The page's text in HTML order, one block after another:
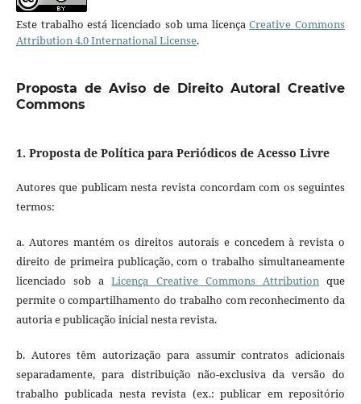
Este trabalho está licenciado sob uma licençaCreative Commons
Attribution 4.0 International License.
Proposta de Aviso de Direito Autoral Creative
Commons
1. Proposta de Política para Periódicos de Acesso Livre
Autores que publicam nesta revista concordam com os seguintes
termos:
a. Autores mantém os direitos autorais e concedem à revista o
direito de primeira publicação, com o trabalho simultaneamente
licenciado sob aLicença Creative Commons Attribution que
permite o compartilhamento do trabalho com reconhecimento da
autoria e publicação inicial nesta revista.
b. Autores têm autorização para assumir contratos adicionais
separadamente, para distribuição não-exclusiva da versão do
trabalho publicada nesta revista (ex.: publicar em repositório